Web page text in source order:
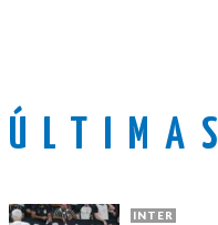
ÚLTIMAS
INTER